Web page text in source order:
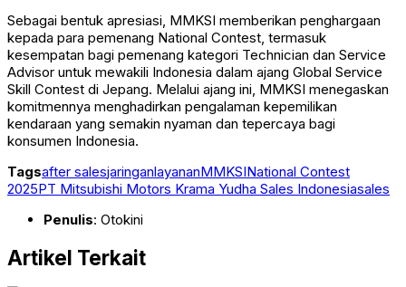
Sebagai bentuk apresiasi, MMKSI memberikan penghargaan
kepada para pemenang National Contest, termasuk
kesempatan bagi pemenang kategori Technician dan Service
Advisor untuk mewakili Indonesia dalam ajang Global Service
Skill Contest di Jepang. Melalui ajang ini, MMKSI menegaskan
komitmennya menghadirkan pengalaman kepemilikan
kendaraan yang semakin nyaman dan tepercaya bagi
konsumen Indonesia.
Tagsafter salesjaringanlayananMMKSINational Contest
2025PT Mitsubishi Motors Krama Yudha Sales Indonesiasales
Penulis: Otokini
Artikel Terkait